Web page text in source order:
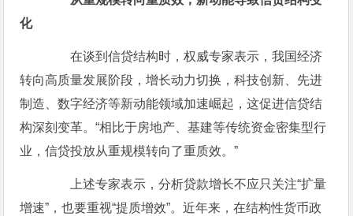
化
在谈到信贷结构时，权威专家表示，我国经济
转向高质量发展阶段，增长动力切换，科技创新、先进
制造、数字经济等新动能领域加速崛起，这促进信贷结
构深刻变革。“相比于房地产、基建等传统资金密集型行
业，信贷投放从重规模转向了重质效。”
上述专家表示，分析贷款增长不应只关注“扩量
增速”，也要重视“提质增效”。近年来，在结构性货币政